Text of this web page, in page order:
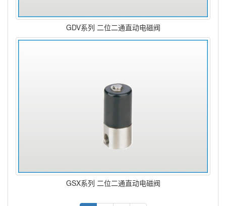
GDV系列 二位二通直动电磁阀
GSX系列 二位二通直动电磁阀